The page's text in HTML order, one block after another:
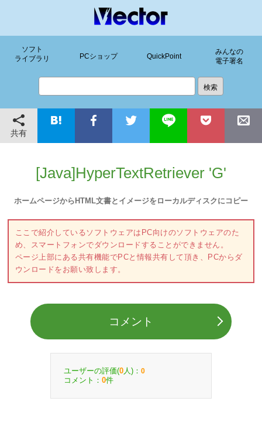
ソフト
ライブラリ
PCショップ QuickPoint
みんなの
電子署名
共有
[Java]HyperTextRetriever 'G'
ホームページからHTML文書とイメージをローカルディスクにコピー
ここで紹介しているソフトウェアはPC向けのソフトウェアのた
め、スマートフォンでダウンロードすることができません。
ページ上部にある共有機能でPCと情報共有して頂き、PCからダ
ウンロードをお願い致します。
コメント
ユーザーの評価(0 人)： 0
コメント： 0件